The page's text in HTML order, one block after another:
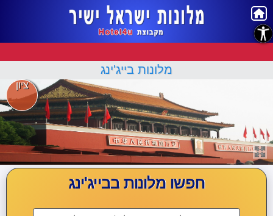
מלונות בייג'ינג
ציון
חפשו מלונות בבייג'ינג
נגישות